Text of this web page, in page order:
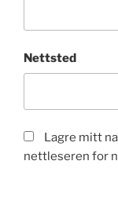
Nettsted
Lagre mitt
nettleseren for